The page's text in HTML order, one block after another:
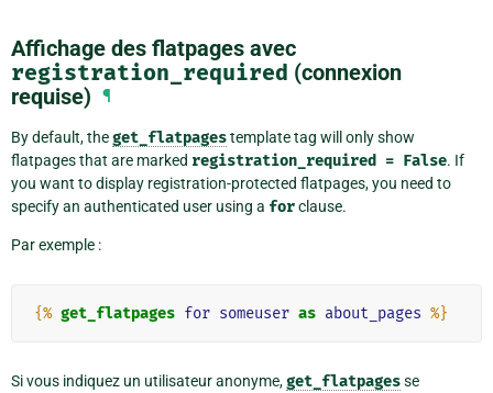
Affichage des flatpages avec
registration_required (connexion
requise) ¶
By default, theget_flatpagestemplate tag will only show
flatpages that are marked registration_required = False. If
you want to display registration-protected flatpages, you need to
specify an authenticated user using a forclause.
Par exemple :
{% get_flatpages for someuser as about_pages %}
Si vous indiquez un utilisateur anonyme,get_flatpagesse